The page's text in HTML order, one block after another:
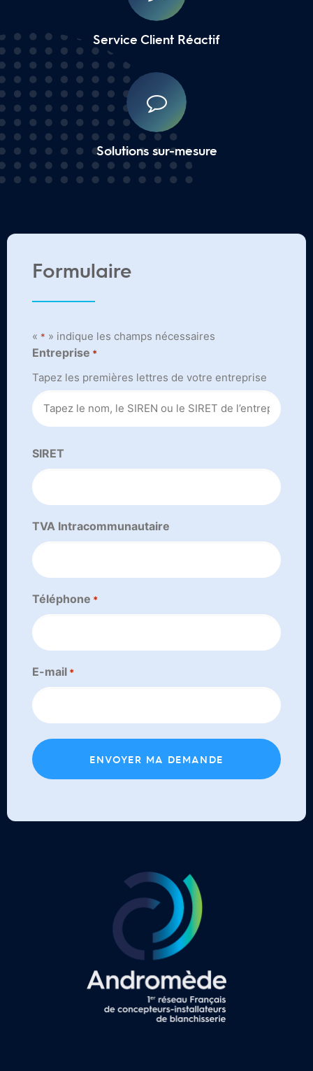
Service Client Réactif
Solutions sur-mesure
Formulaire
« * » indique les champs nécessaires
Entreprise *
Tapez les premières lettres de votre entreprise
SIRET
TVA Intracommunautaire
Téléphone *
E-mail *